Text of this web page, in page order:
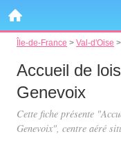
Île-de-France > Val-d'Oise >
Accueil de
Genevoix
Cette fiche présente
Genevoix", centre aéré